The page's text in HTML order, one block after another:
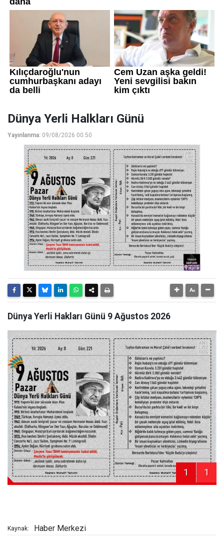
Dünya Yerli Halkları Günü
Yayınlanma: 09/08/2026 00:50
Dünya Yerli Hakları Günü 9 Ağustos 2026
1 1
Kaynak: Haber Merkezi